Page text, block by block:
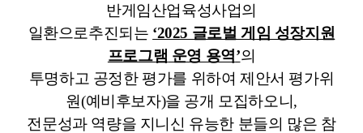
반게임산업육성사업의
일환으로추진되는 ‘2025 글로벌 게임 성장지원
프로그램 운영 용역’의
투명하고 공정한 평가를 위하여 제안서 평가위
원(예비후보자)을 공개 모집하오니,
전문성과 역량을 지니신 유능한 분들의 많은 참